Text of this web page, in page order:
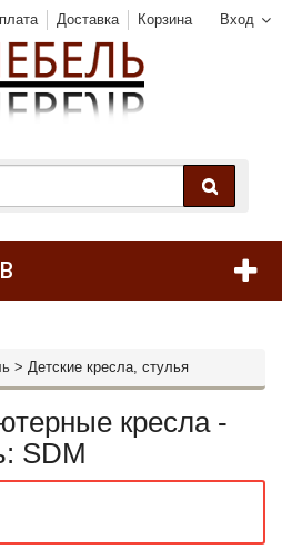
Вход
Доставка Корзина
> Детские кресла, стулья
кресла -
SDM